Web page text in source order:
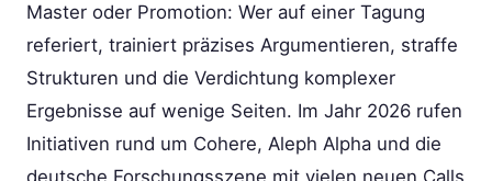
Master oder Promotion: Wer auf einer Tagung
referiert, trainiert präzises Argumentieren, straffe
Strukturen und die Verdichtung komplexer
Ergebnisse auf wenige Seiten. Im Jahr 2026 rufen
Initiativen rund um Cohere, Aleph Alpha und die